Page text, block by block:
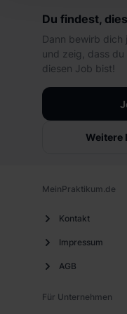
hierbei die
die USA (Art. 49 Abs.
verfügen über kein
(EuGH – Schrems
Einwilligung jederzeit
oder teilweise über
dem Punkt
Weitere
Du findest,
Dann bewirb dich
und zeig, dass
diesen Job bist!
Weitere
MeinPraktikum.de
Kontakt
Impressum
AGB
Für Unternehmen